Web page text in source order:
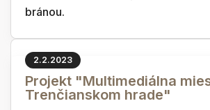
bránou.
2.2.2023
Projekt "Multimediálna
Trenčianskom hrade"